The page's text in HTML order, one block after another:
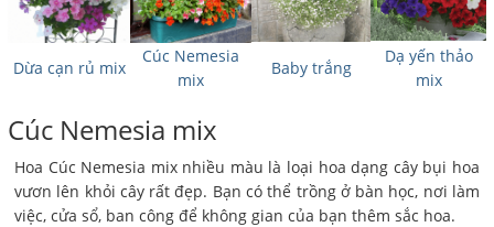
Dừa cạn rủ mix
Cúc Nemesia
mix
Baby trắng
Dạ yến thảo
mix
Cúc Nemesia mix
Hoa Cúc Nemesia mix nhiều màu là loại hoa dạng cây bụi hoa
vươn lên khỏi cây rất đẹp. Bạn có thể trồng ở bàn học, nơi làm
việc, cửa sổ, ban công để không gian của bạn thêm sắc hoa.